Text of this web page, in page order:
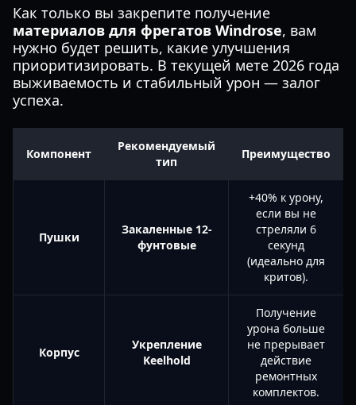
Как только вы закрепите получение
материалов для фрегатов Windrose, вам
нужно будет решить, какие улучшения
приоритизировать. В текущей мете 2026 года
выживаемость и стабильный урон — залог
успеха.
Компонент
Рекомендуемый
тип
Преимущество
Пушки
Закаленные 12-
фунтовые
+40% к урону,
если вы не
стреляли 6
секунд
(идеально для
критов).
Корпус
Укрепление
Keelhold
Получение
урона больше
не прерывает
действие
ремонтных
комплектов.